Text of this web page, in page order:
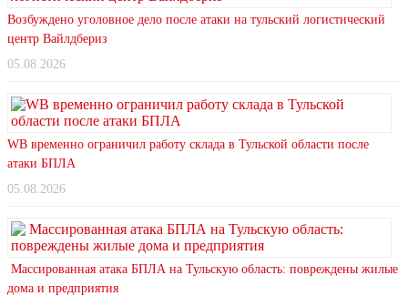
Возбуждено уголовное дело после атаки на тульский логистический
центр Вайлдбериз
05.08.2026
WB временно ограничил работу склада в Тульской области после
атаки БПЛА
05.08.2026
Массированная атака БПЛА на Тульскую область: повреждены жилые
дома и предприятия